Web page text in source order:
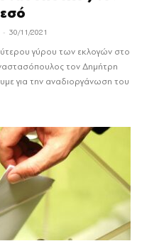
- 30/11/2021
γύρου των εκλογών στο
τον Δημήτρη
για την αναδιοργάνωση του